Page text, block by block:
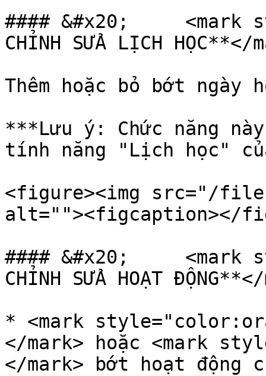
#### &#x20;
CHỈNH SỬA LỊCH HỌC**</
Thêm hoặc bỏ bớt ngày
***Lưu ý: Chức năng
tính năng "Lịch học"
<figure><img src="/files/
alt=""><figcaption></
#### &#x20;
CHỈNH SỬA HOẠT
* <mark
</mark> hoặc <mark
</mark> bớt hoạt động